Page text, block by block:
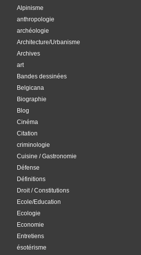
Alpinisme
anthropologie
archéologie
Architecture/Urbanisme
Archives
art
Bandes dessinées
Belgicana
Biographie
Blog
Cinéma
Citation
criminologie
Cuisine / Gastronomie
Défense
Définitions
Droit / Constitutions
Ecole/Education
Ecologie
Economie
Entretiens
ésotérisme